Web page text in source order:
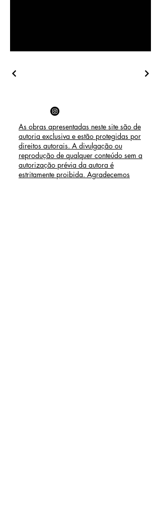
As obras apresentadas neste site são de
autoria exclusiva e estão protegidas por
direitos autorais. A divulgação ou
reprodução de qualquer conteúdo sem a
autorização prévia da autora é
estritamente proibida. Agradecemos